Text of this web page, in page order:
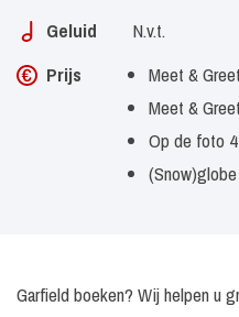
Geluid
N.v.t.
Prijs
Meet &
Meet &
Op de foto
Garfield boeken? Wij helpen u